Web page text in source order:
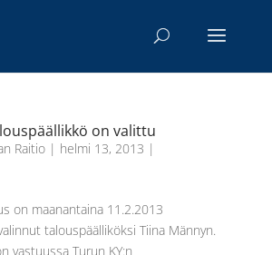
on valittu
Raitio| helmi 13, 2013 |
on maanantaina 11.2.2013
talouspäälliköksi Tiina Männyn.
vastuussa Turun KY:n